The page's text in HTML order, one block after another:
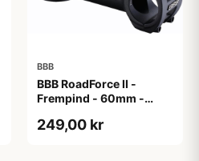
BBB
BBB RoadForce II -
Frempind - 60mm -
249,00 kr